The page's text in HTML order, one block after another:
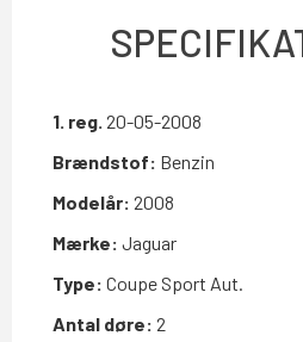
1. reg. 20-05-2008
Brændstof: Benzin
Modelår: 2008
Mærke: Jaguar
Type: Coupe Sport Aut.
Antal døre: 2